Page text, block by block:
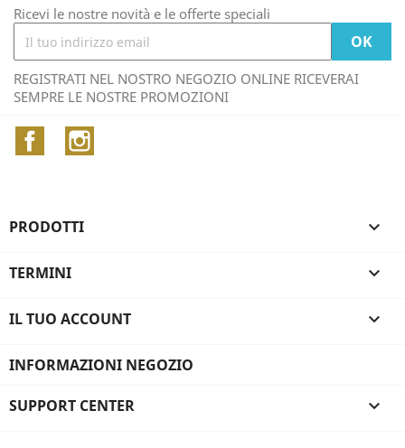
Ricevi le nostre novità e le offerte speciali
REGISTRATI NEL NOSTRO NEGOZIO ONLINE RICEVERAI
SEMPRE LE NOSTRE PROMOZIONI
Facebook
PRODOTTI 
TERMINI 
IL TUO ACCOUNT 
INFORMAZIONI NEGOZIO
SUPPORT CENTER 